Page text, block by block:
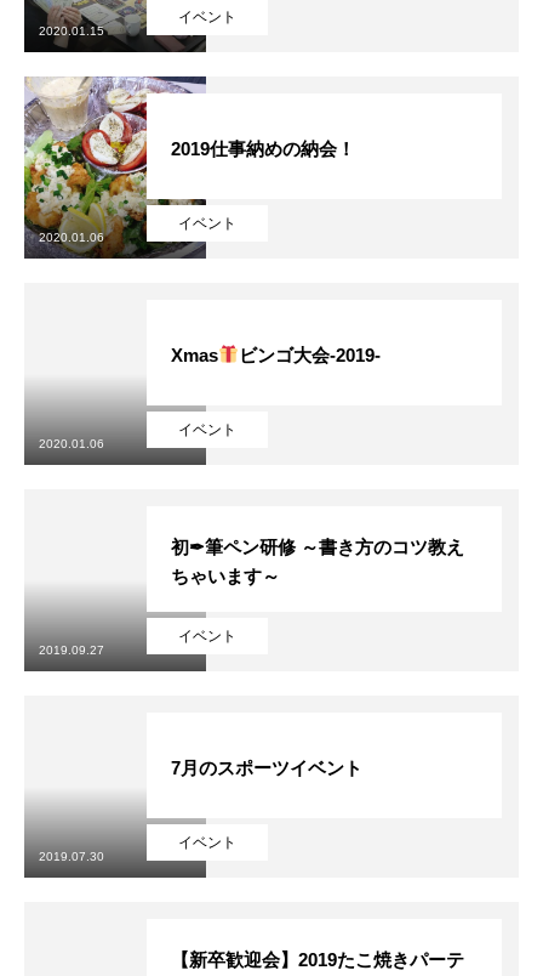
ソフィアについて
ソフィアが手掛ける事業
プライバシーポリシー
イベント
2020.01.15
イベント
2019仕事納めの納会！
2020.01.06
イベント
Xmas ビンゴ大会-2019-
2020.01.06
イベント
初✒筆ペン研修 ～書き方のコツ教え
ちゃいます～
2019.09.27
イベント
7月のスポーツイベント
2019.07.30
【新卒歓迎会】2019たこ焼きパーテ